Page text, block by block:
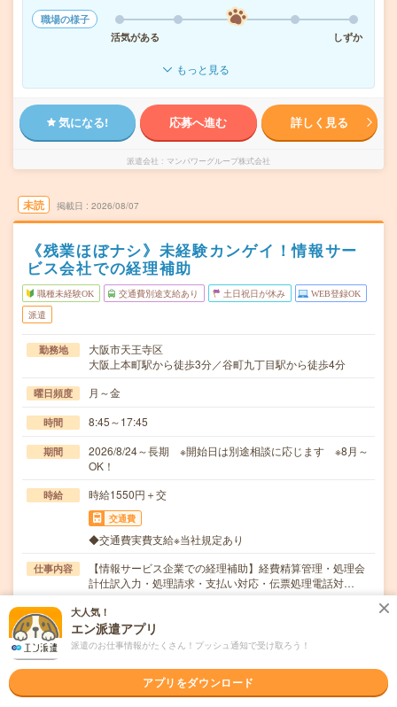
職場の様子
活気がある
しずか
もっと見る
気になる! 応募へ進む 詳しく見る
派遣会社 マンパワーグループ株式会社
未読 掲載日 2026/08/07
《残業ほぼナシ》未経験カンゲイ！情報サー
ビス会社での経理補助
職種未経験OK 交通費別途支給あり 土日祝日が休み WEB登録OK
派遣
勤務地
大阪市天王寺区
大阪上本町駅から徒歩3分／谷町九丁目駅から徒歩4分
曜日頻度 月～金
時間 8:45～17:45
期間
2026/8/24～長期 ※開始日は別途相談に応じます ※8月～
OK！
時給 時給1550円＋交
交通費
◆交通費実費支給※当社規定あり
仕事内容
【情報サービス企業での経理補助】経費精算管理・処理会
計仕訳入力・処理請求・支払い対応・伝票処理電話対…
応募資格
職種未経験OK / ブランクOK / 英語力不要
*・*・*未経験OK*・*・*Excel:基本的な関数
職場の雰囲気
年齢層
大人気！
エン派遣アプリ
派遣のお仕事情報がたくさん！プッシュ通知で受け取ろう！
アプリをダウンロード